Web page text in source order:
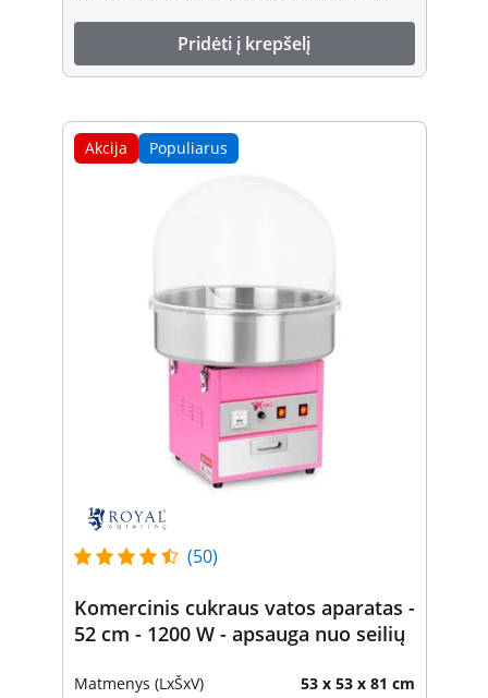
Pridėti į krepšelį
Akcija Populiarus
(50)
Komercinis cukraus vatos aparatas -
52 cm - 1200 W - apsauga nuo seilių
Matmenys (LxŠxV) 53 x 53 x 81 cm